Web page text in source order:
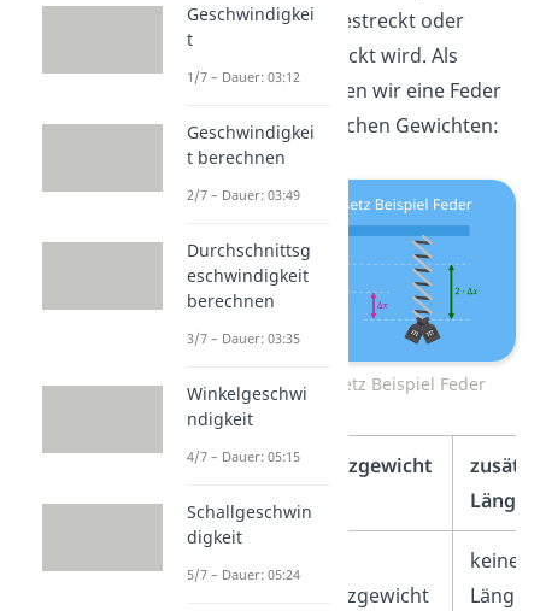
eine Feder, die gestreckt oder
zusammengedrückt wird. Als
Beispiel betrachten wir eine Feder
mit unterschiedlichen Gewichten:
Hooksches Gesetz Beispiel Feder
Zusatzgewicht
Länge
Zusatzgewicht
keine
Geschwindigkei
t
1/7 – Dauer: 03:12
Geschwindigkei
t berechnen
2/7 – Dauer: 03:49
Durchschnittsg
eschwindigkeit
berechnen
3/7 – Dauer: 03:35
Winkelgeschwi
ndigkeit
4/7 – Dauer: 05:15
Schallgeschwin
digkeit
5/7 – Dauer: 05:24